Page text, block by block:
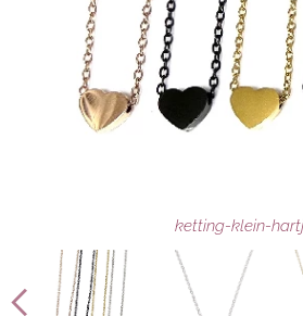
ketting-klein-
ketting-klein-hartje-
ketting-klein-hartje-
ketting-klein-hartje-
ketting-klein-hartje-